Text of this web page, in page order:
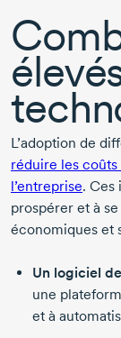
L’adoption de
réduire les coûts
l’entreprise. Ces
prospérer et à
économiques et
Un logiciel
une
et à